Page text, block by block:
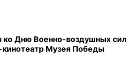
ко Дню Военно-воздушных сил
кинотеатр Музея Победы